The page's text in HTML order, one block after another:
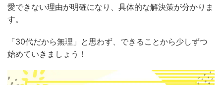
愛できない理由が明確になり、具体的な解決策が分かりま
す。
「30代だから無理」と思わず、できることから少しずつ
始めていきましょう！